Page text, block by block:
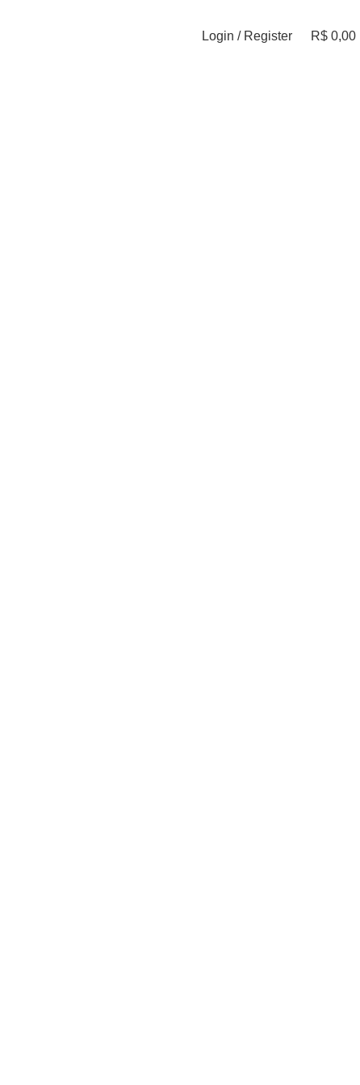
Login / Register R$ 0,00